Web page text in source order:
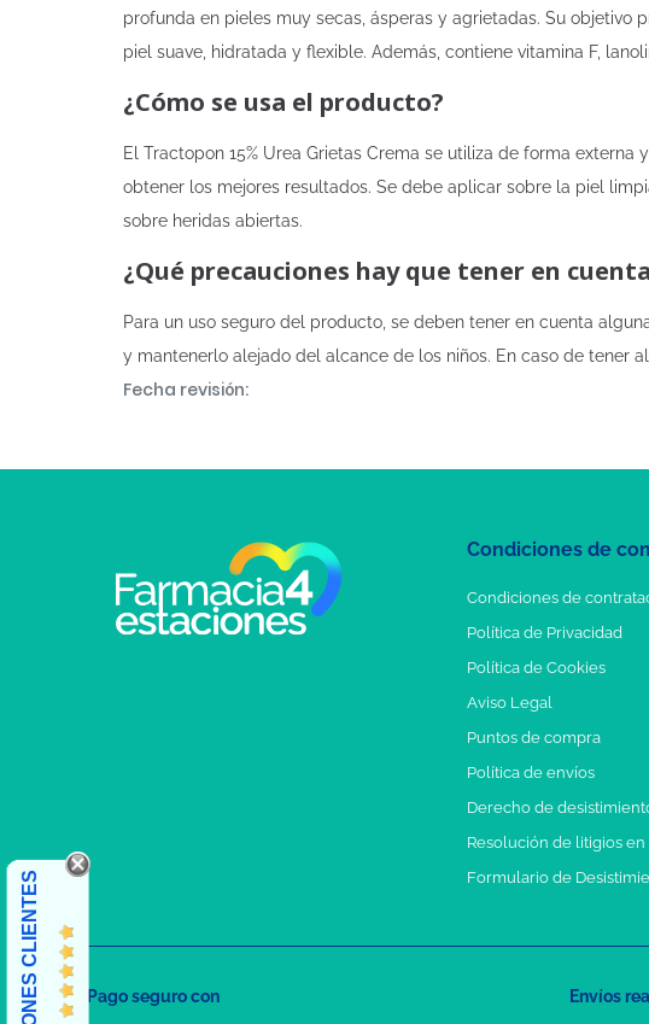
profunda en pieles muy secas, ásperas y agrietadas. Su
piel suave, hidratada y flexible. Además, contiene vitamina F,
¿Cómo se usa el producto?
El Tractopon 15% Urea Grietas Crema se utiliza de forma
obtener los mejores resultados. Se debe aplicar sobre la piel
sobre heridas abiertas.
¿Qué precauciones hay que tener en
Para un uso seguro del producto, se deben tener en cuenta
y mantenerlo alejado del alcance de los niños. En caso de tener
Fecha revisión:
Condiciones de
Condiciones de
Política de Privacidad
Política de Cookies
Aviso Legal
Puntos de compra
Política de envíos
Derecho de
Resolución de litigios
Formulario de
OPINIONES CLIENTES Pago seguro con Envíos